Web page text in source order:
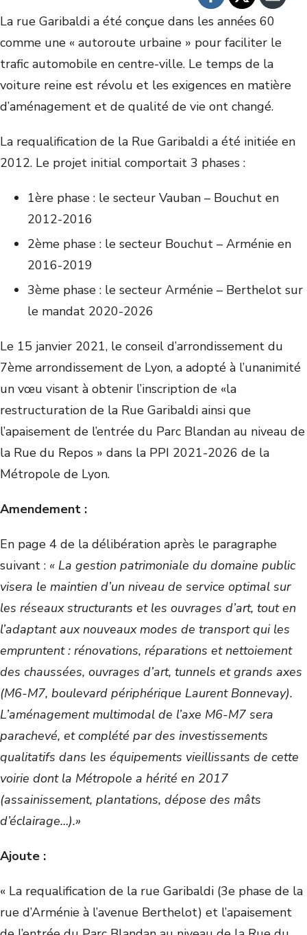
La rue Garibaldi a été conçue dans les années 60
comme une « autoroute urbaine » pour faciliter le
trafic automobile en centre-ville. Le temps de la
voiture reine est révolu et les exigences en matière
d’aménagement et de qualité de vie ont changé.
La requalification de la Rue Garibaldi a été initiée en
2012. Le projet initial comportait 3 phases :
1ère phase : le secteur Vauban – Bouchut en
2012-2016
2ème phase : le secteur Bouchut – Arménie en
2016-2019
3ème phase : le secteur Arménie – Berthelot sur
le mandat 2020-2026
Le 15 janvier 2021, le conseil d’arrondissement du
7ème arrondissement de Lyon, a adopté à l’unanimité
un vœu visant à obtenir l’inscription de «la
restructuration de la Rue Garibaldi ainsi que
l’apaisement de l’entrée du Parc Blandan au niveau de
la Rue du Repos » dans la PPI 2021-2026 de la
Métropole de Lyon.
Amendement :
En page 4 de la délibération après le paragraphe
suivant : « La gestion patrimoniale du domaine public
visera le maintien d’un niveau de service optimal sur
les réseaux structurants et les ouvrages d’art, tout en
l’adaptant aux nouveaux modes de transport qui les
empruntent : rénovations, réparations et nettoiement
des chaussées, ouvrages d’art, tunnels et grands axes
(M6-M7, boulevard périphérique Laurent Bonnevay).
L’aménagement multimodal de l’axe M6-M7 sera
parachevé, et complété par des investissements
qualitatifs dans les équipements vieillissants de cette
voirie dont la Métropole a hérité en 2017
(assainissement, plantations, dépose des mâts
d’éclairage…).»
Ajoute :
« La requalification de la rue Garibaldi (3e phase de la
rue d’Arménie à l’avenue Berthelot) et l’apaisement